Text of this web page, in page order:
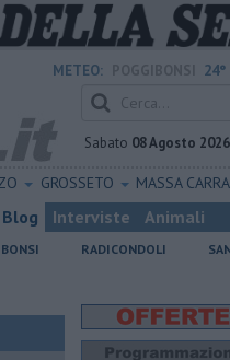
METEO: 24°
Sabato 08 Agosto 2026
GROSSETO MASSA
Blog Interviste Animali
RADICONDOLI